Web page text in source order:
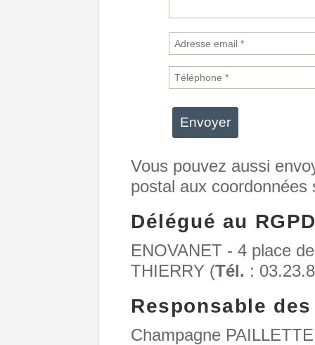
Vous pouvez aussi
postal aux coordonnées
Délégué au
ENOVANET - 4 place
THIERRY (Tél. :
Responsable
Champagne